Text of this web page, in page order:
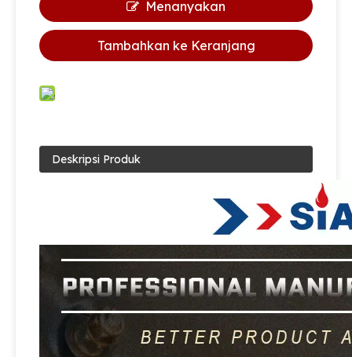
Menanyakan
Tambahkan ke Keranjang
Deskripsi Produk